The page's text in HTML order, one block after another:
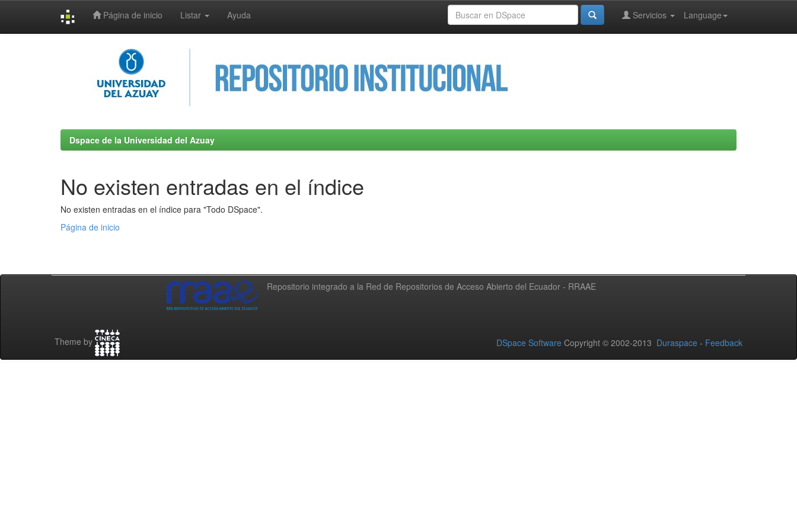
Página de inicio Listar Ayuda Language
Servicios
Dspace de la Universidad del Azuay
No existen entradas en el índice
No existen entradas en el índice para "Todo DSpace".
Página de inicio
Repositorio integrado a la Red de Repositorios de Acceso Abierto del Ecuador - RRAAE
Theme by DSpace Software Copyright © 2002-2013 Duraspace - Feedback